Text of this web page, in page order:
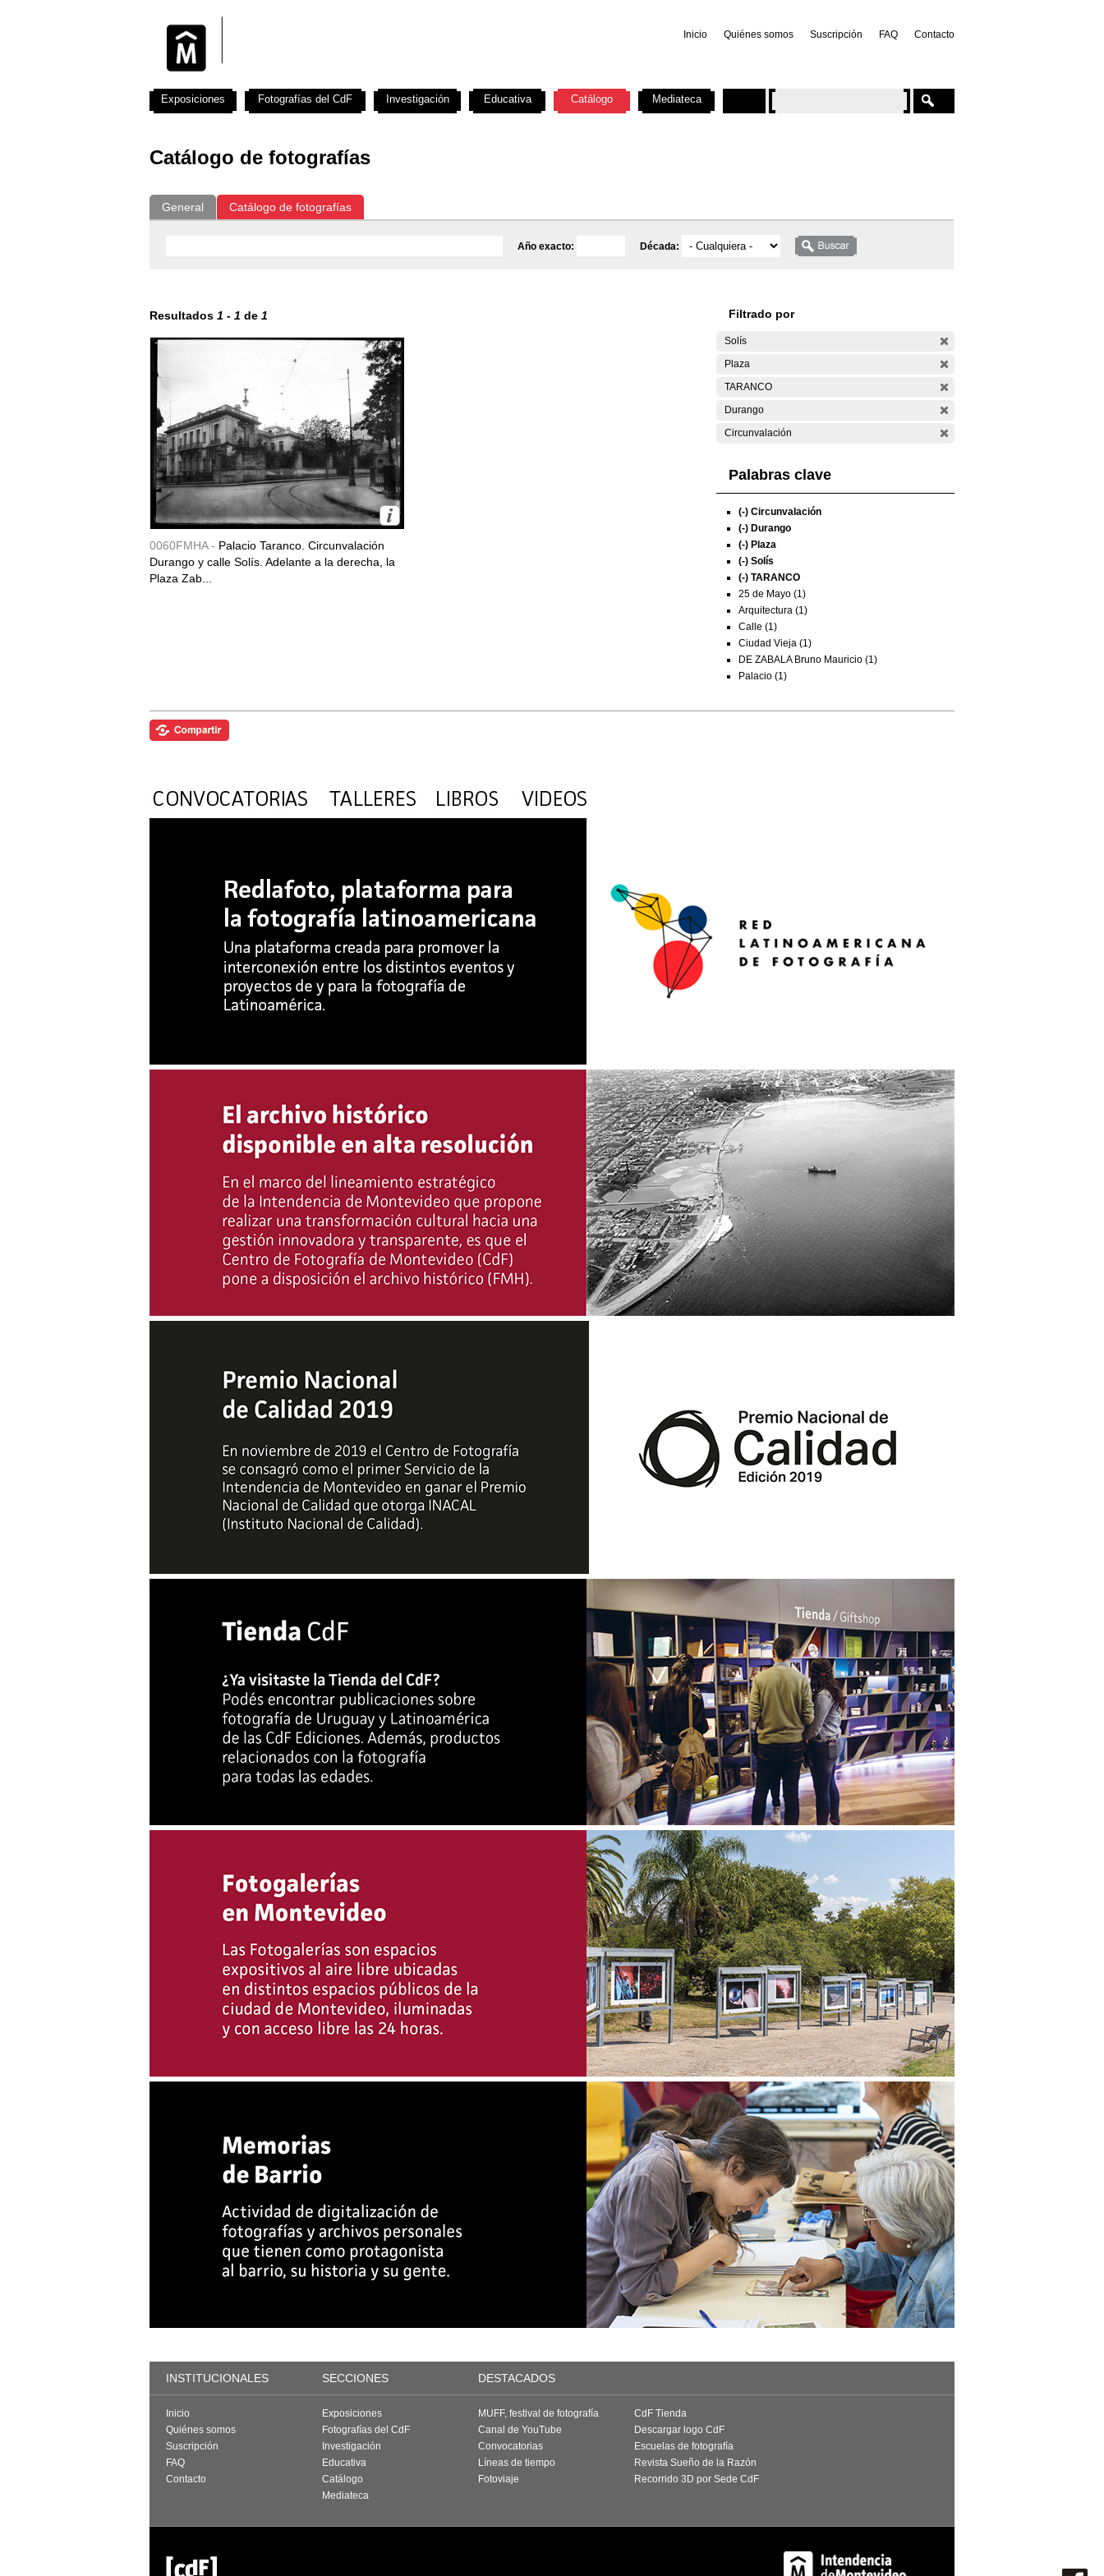
Inicio Quiénes somos Suscripción FAQ Contacto
Catálogo de fotografías
General Catálogo de fotografías
Año exacto: Década:
Resultados 1 - 1 de 1
0060FMHA - Palacio Taranco. Circunvalación
Durango y calle Solís. Adelante a la derecha, la
Plaza Zab...
Filtrado por
Solís
Plaza
TARANCO
Durango
Circunvalación
Palabras clave
(-) Circunvalación
(-) Durango
(-) Plaza
(-) Solís
(-) TARANCO
25 de Mayo (1)
Arquitectura (1)
Calle (1)
Ciudad Vieja (1)
DE ZABALA Bruno Mauricio (1)
Palacio (1)
Exposiciones Fotografías del CdF Investigación Educativa Catálogo Mediateca
INSTITUCIONALES SECCIONES DESTACADOS
Inicio
Quiénes somos
Suscripción
FAQ
Contacto
Exposiciones
Fotografías del CdF
Investigación
Educativa
Catálogo
Mediateca
MUFF, festival de fotografía
Canal de YouTube
Convocatorias
Líneas de tiempo
Fotoviaje
CdF Tienda
Descargar logo CdF
Escuelas de fotografía
Revista Sueño de la Razón
Recorrido 3D por Sede CdF